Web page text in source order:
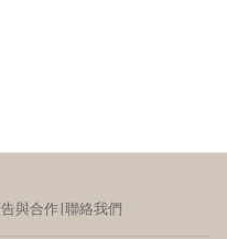
與合作∣聯絡我們